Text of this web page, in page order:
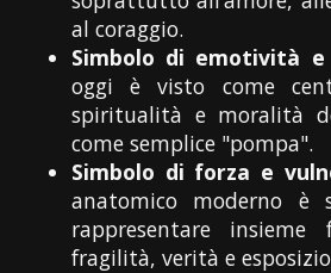
al coraggio.
Simbolo di emotività
oggi è visto come
spiritualità e moralità
come semplice "pompa".
Simbolo di forza e
anatomico moderno è
rappresentare
fragilità, verità e